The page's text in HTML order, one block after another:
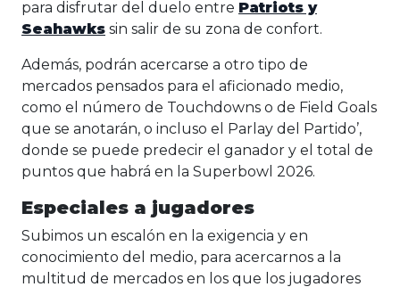
para disfrutar del duelo entre Patriots y
Seahawks sin salir de su zona de confort.
Además, podrán acercarse a otro tipo de
mercados pensados para el aficionado medio,
como el número de Touchdowns o de Field Goals
que se anotarán, o incluso el Parlay del Partido’,
donde se puede predecir el ganador y el total de
puntos que habrá en la Superbowl 2026.
Especiales a jugadores
Subimos un escalón en la exigencia y en
conocimiento del medio, para acercarnos a la
multitud de mercados en los que los jugadores